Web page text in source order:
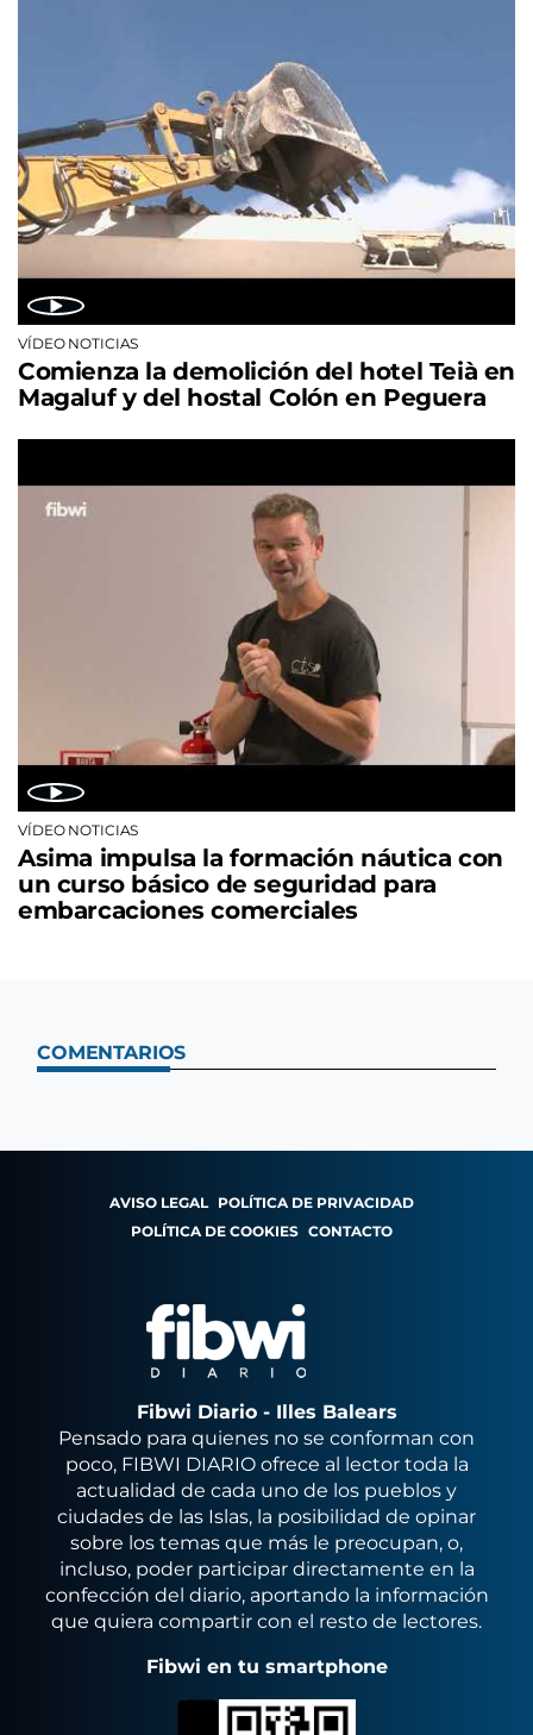
VÍDEO NOTICIAS
Comienza la demolición del hotel Teià en
Magaluf y del hostal Colón en Peguera
VÍDEO NOTICIAS
Asima impulsa la formación náutica con
un curso básico de seguridad para
embarcaciones comerciales
COMENTARIOS
AVISO LEGAL POLÍTICA DE PRIVACIDAD
POLÍTICA DE COOKIES CONTACTO
Fibwi Diario - Illes Balears
Pensado para quienes no se conforman con
poco, FIBWI DIARIO ofrece al lector toda la
actualidad de cada uno de los pueblos y
ciudades de las Islas, la posibilidad de opinar
sobre los temas que más le preocupan, o,
incluso, poder participar directamente en la
confección del diario, aportando la información
que quiera compartir con el resto de lectores.
Fibwi en tu smartphone